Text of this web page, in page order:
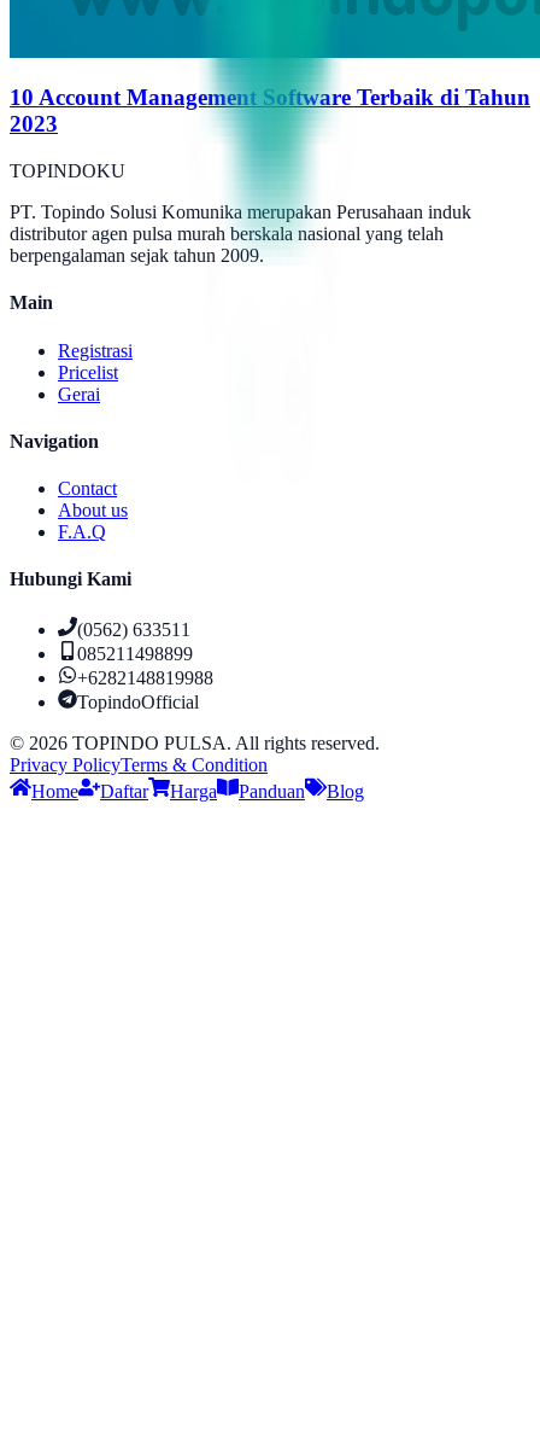
10 Account Management Software Terbaik di Tahun
2023
TOPINDOKU
PT. Topindo Solusi Komunika merupakan Perusahaan induk
distributor agen pulsa murah berskala nasional yang telah
berpengalaman sejak tahun 2009.
Main
Registrasi
Pricelist
Gerai
Navigation
Contact
About us
F.A.Q
Hubungi Kami
(0562) 633511
085211498899
+6282148819988
TopindoOfficial
© 2026 TOPINDO PULSA. All rights reserved.
Privacy PolicyTerms & Condition
Home
Daftar Harga Panduan Blog